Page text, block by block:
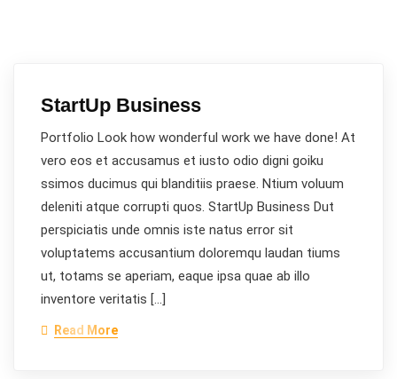
StartUp Business
Portfolio Look how wonderful work we have done! At
vero eos et accusamus et iusto odio digni goiku
ssimos ducimus qui blanditiis praese. Ntium voluum
deleniti atque corrupti quos. StartUp Business Dut
perspiciatis unde omnis iste natus error sit
voluptatems accusantium doloremqu laudan tiums
ut, totams se aperiam, eaque ipsa quae ab illo
inventore veritatis […]
Read More